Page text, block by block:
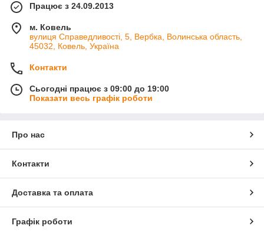
Працює з 24.09.2013
м. Ковель
вулиця Справедливості, 5, Вербка, Волинська область,
45032, Ковель, Україна
Контакти
Сьогодні працює з 09:00 до 19:00
Показати весь графік роботи
Про нас
Контакти
Доставка та оплата
Графік роботи